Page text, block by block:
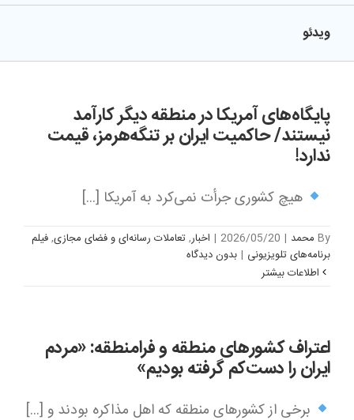
ویدئو
پایگاه‌های آمریکا در منطقه دیگر کارآمد
نیستند/ حاکمیت ایران بر تنگه‌هرمز، قیمت
ندارد!
هیچ کشوری جرأت نمی‌کرد به آمریکا [...]
By محمد |
2026/05/20
| اخبار,تعاملات رسانه‌ای و فضای مجازی,فیلم
برنامه‌های تلویزیونی | بدون ديدگاه
اطلاعات بیشتر
اعتراف کشورهای منطقه و فرامنطقه: «مردم
ایران را دست‌کم گرفته بودیم»
برخی از کشورهای منطقه که اهل مذاکره بودند و [...]